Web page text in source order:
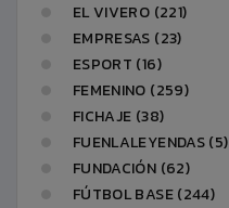
EL VIVERO (221)
EMPRESAS (23)
ESPORT (16)
FEMENINO (259)
FICHAJE (38)
FUENLALEYENDAS (5)
FUNDACIÓN (62)
FÚTBOL BASE (244)